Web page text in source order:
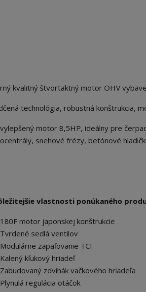
kvalitný štvortaktný motor OHV
technológia, robustná konštrukcia,
motor 8,5HP, ideálny pre
snehové frézy, betónové
vlastnosti ponúkaného
180F motor japonskej konštrukcie
Tvrdené sedlá ventilov
Modulárne zapaľovanie TCI
Kalený kľukový hriadeľ
Zabudovaný zdvihák vačkového hriadeľa
Plynulá regulácia otáčok